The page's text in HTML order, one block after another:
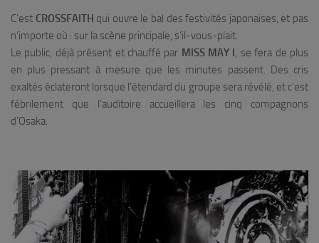
C’est CROSSFAITH qui ouvre le bal des festivités japonaises, et pas
n’importe où : sur la scène principale, s’il-vous-plait.
Le public, déjà présent et chauffé par MISS MAY I, se fera de plus
en plus pressant à mesure que les minutes passent. Des cris
exaltés éclateront lorsque l’étendard du groupe sera révélé, et c’est
fébrilement que l’auditoire accueillera les cinq compagnons
d’Osaka.